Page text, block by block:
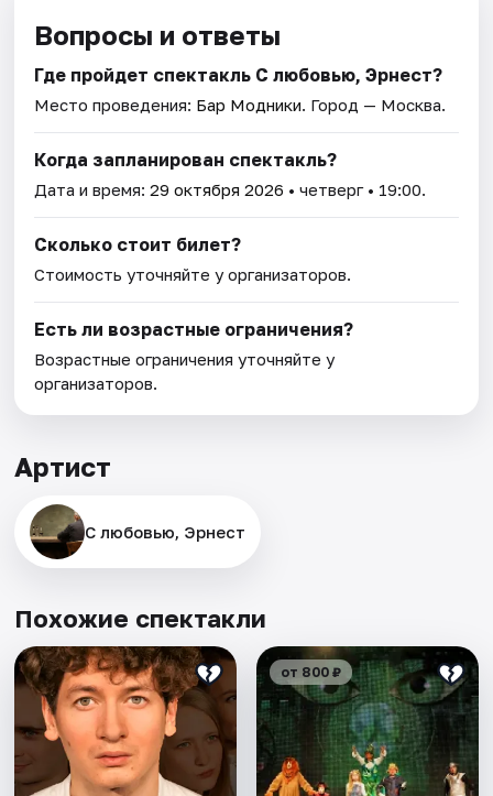
Вопросы и ответы
Где пройдет спектакль С любовью, Эрнест?
Место проведения: Бар Модники. Город — Москва.
Когда запланирован спектакль?
Дата и время:29 октября 2026 • четверг • 19:00.
Сколько стоит билет?
Стоимость уточняйте у организаторов.
Есть ли возрастные ограничения?
Возрастные ограничения уточняйте у
организаторов.
Артист
С любовью, Эрнест
Похожие спектакли
от 800 ₽